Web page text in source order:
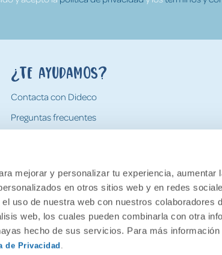
mejorar y personalizar tu experiencia, aumentar
en otros sitios web y en redes
uso de nuestra web con nuestros colaboradores
web, los cuales pueden combinarla con otra
hecho de sus servicios. Para más
de Privacidad .
¿Te ayudamos?
Contacta con Dideco
Preguntas frecuentes
Devoluciones